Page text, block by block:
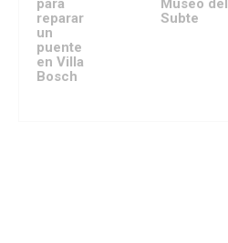
para
reparar
un
puente
en Villa
Bosch
Museo del
Subte